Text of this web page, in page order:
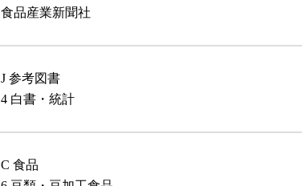
食品産業新聞社
J 参考図書
4 白書・統計
C 食品